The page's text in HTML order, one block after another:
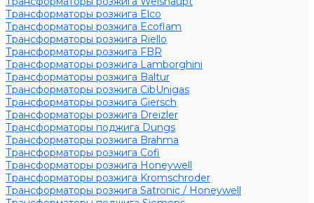
Трансформаторы розжига Elco
Трансформаторы розжига Ecoflam
Трансформаторы розжига Riello
Трансформаторы розжига FBR
Трансформаторы розжига Lamborghini
Трансформаторы розжига Baltur
Трансформаторы розжига CibUnigas
Трансформаторы розжига Giersch
Трансформаторы розжига Dreizler
Трансформаторы поджига Dungs
Трансформаторы розжига Brahma
Трансформаторы розжига Cofi
Трансформаторы розжига Honeywell
Трансформаторы розжига Kromschroder
Трансформаторы розжига Satronic / Honeywell